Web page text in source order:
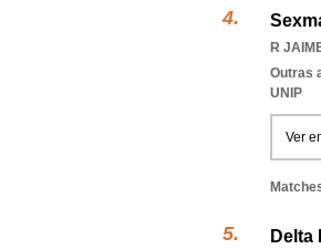
R
Outras
UNIP
Ver
Delta